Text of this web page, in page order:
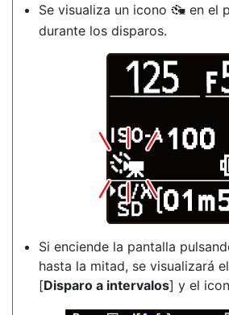
Se visualiza un icono 8 en el
durante los disparos.
Si enciende la pantalla
hasta la mitad, se visualizará
[Disparo a intervalos] y el